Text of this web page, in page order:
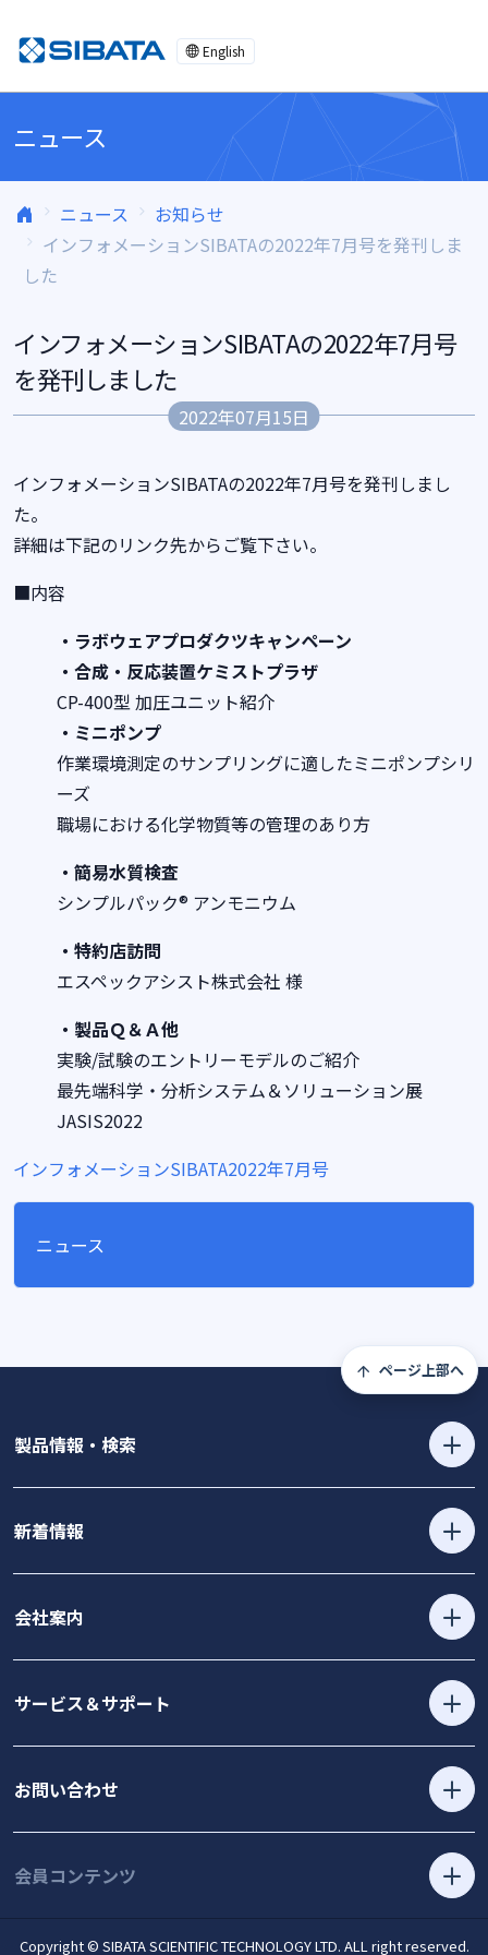
English
ニュース
ニュース
お知らせ
インフォメーションSIBATAの2022年7月号を発刊しま
した
インフォメーションSIBATAの2022年7月号
を発刊しました
2022年07月15日
インフォメーションSIBATAの2022年7月号を発刊しまし
た。
詳細は下記のリンク先からご覧下さい。
■内容
・ラボウェアプロダクツキャンペーン
・合成・反応装置ケミストプラザ
CP-400型 加圧ユニット紹介
・ミニポンプ
作業環境測定のサンプリングに適したミニポンプシリ
ーズ
職場における化学物質等の管理のあり方
・簡易水質検査
シンプルパック® アンモニウム
・特約店訪問
エスペックアシスト株式会社 様
・製品Ｑ＆Ａ他
実験/試験のエントリーモデルのご紹介
最先端科学・分析システム＆ソリューション展
JASIS2022
インフォメーションSIBATA2022年7月号
ニュース
ページ上部へ
製品情報・検索
新着情報
会社案内
サービス＆サポート
お問い合わせ
会員コンテンツ
Copyright © SIBATA SCIENTIFIC TECHNOLOGY LTD. ALL right reserved.